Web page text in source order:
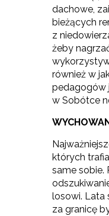
dachowe,
bieżących
z
żeby
również w
pedagogów
w Sobótce
których
same sobie.
losowi. Lata
za granicę
o